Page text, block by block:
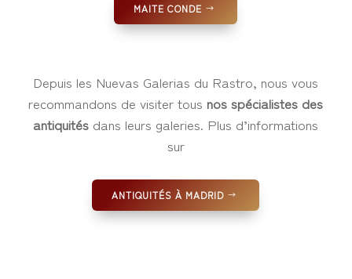
MAITE CONDE
Depuis les Nuevas Galerias du Rastro, nous vous
recommandons de visiter tous nos spécialistes des
antiquités dans leurs galeries. Plus d’informations
sur
ANTIQUITÉS À MADRID